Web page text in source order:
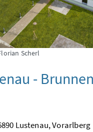
Scherl
-
Lustenau, Vorarlberg